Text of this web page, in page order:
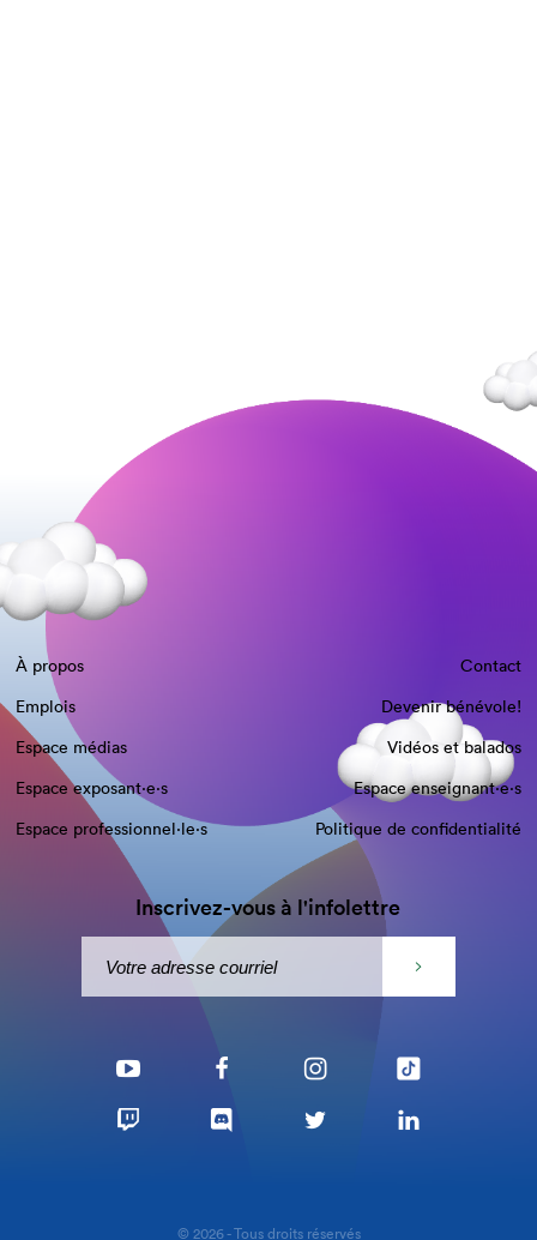
À propos
Contact
Emplois
Devenir bénévole!
Espace médias
Vidéos et balados
Espace exposant·e⋅s
Espace enseignant·e⋅s
Espace professionnel·le⋅s
Politique de confidentialité
Inscrivez-vous à l'infolettre
© 2026 - Tous droits réservés